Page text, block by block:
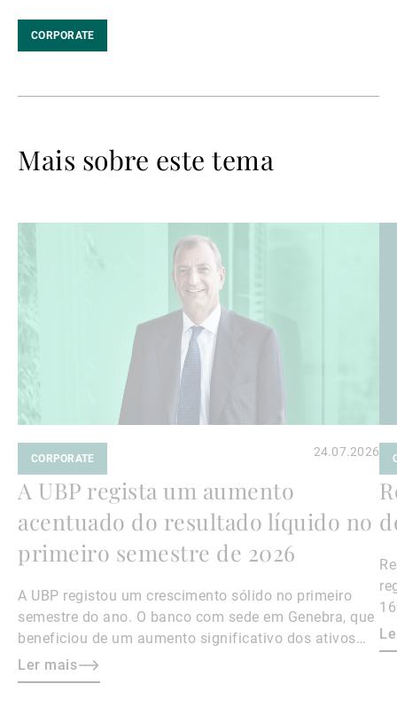
CORPORATE
Mais sobre este tema
CORPORATE 24.07.2026
A UBP regista um aumento
acentuado do resultado líquido no
primeiro semestre de 2026
A UBP registou um crescimento sólido no primeiro
semestre do ano. O banco com sede em Genebra, que
beneficiou de um aumento significativo dos ativos
sob gestão, viu o seu resultado líquido dispararem
40,4 % em relação ao mesmo período do ano anterior,
Ler mais